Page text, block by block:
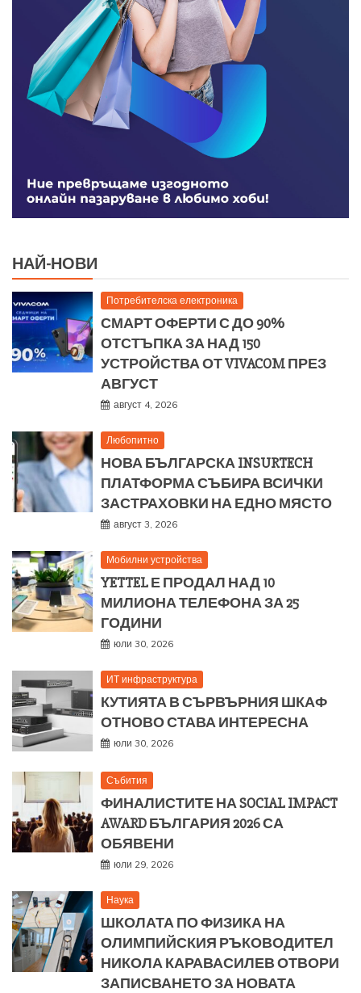
НАЙ-НОВИ
Потребителска електроника
СМАРТ ОФЕРТИ С ДО 90%
ОТСТЪПКА ЗА НАД 150
УСТРОЙСТВА ОТ VIVACOM ПРЕЗ
АВГУСТ
август 4, 2026
Любопитно
НОВА БЪЛГАРСКА INSURTECH
ПЛАТФОРМА СЪБИРА ВСИЧКИ
ЗАСТРАХОВКИ НА ЕДНО МЯСТО
август 3, 2026
Мобилни устройства
YETTEL Е ПРОДАЛ НАД 10
МИЛИОНА ТЕЛЕФОНА ЗА 25
ГОДИНИ
юли 30, 2026
ИТ инфраструктура
КУТИЯТА В СЪРВЪРНИЯ ШКАФ
ОТНОВО СТАВА ИНТЕРЕСНА
юли 30, 2026
Събития
ФИНАЛИСТИТЕ НА SOCIAL IMPACT
AWARD БЪЛГАРИЯ 2026 СА
ОБЯВЕНИ
юли 29, 2026
Наука
ШКОЛАТА ПО ФИЗИКА НА
ОЛИМПИЙСКИЯ РЪКОВОДИТЕЛ
НИКОЛА КАРАВАСИЛЕВ ОТВОРИ
ЗАПИСВАНЕТО ЗА НОВАТА